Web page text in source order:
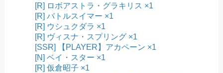
[R] ロボアストラ・グラキリス ×1
[R] バトルスイマー ×1
[R] ウシュクダラ ×1
[R] ヴィスナ・スプリング ×1
[SSR] 【PLAYER】アカペーン ×1
[N] ベイ・スター ×1
[R] 仮倉昭子 ×1